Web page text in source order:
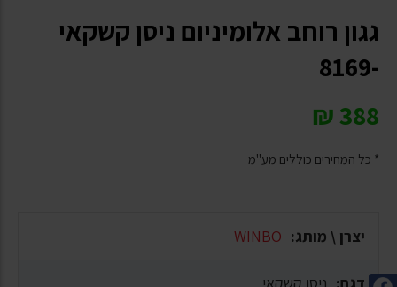
גגון רוחב אלומיניום ניסן קשקאי
-8169
388
₪
* כל המחירים כוללים מע"מ
יצרן \ מותג: WINBO